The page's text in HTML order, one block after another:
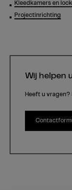
Kleedkamers en
Projectinrichting
Wij helpen
Heeft u